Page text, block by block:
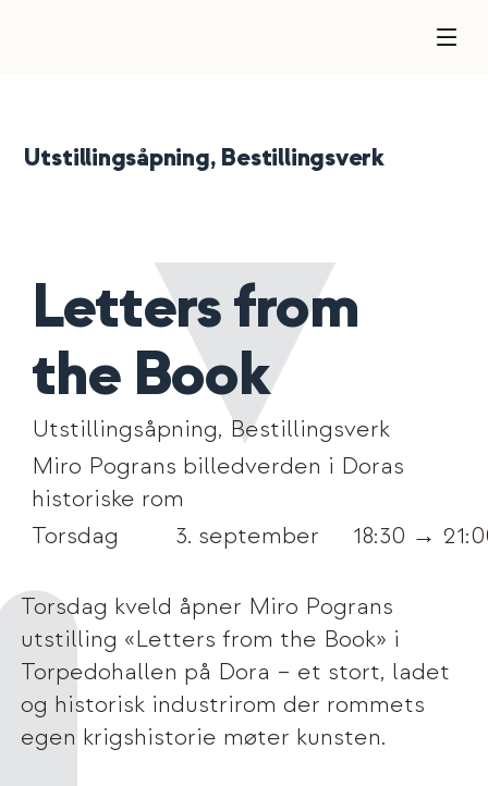
Utstillingsåpning, Bestillingsverk
Miro Pograns billedverden i Doras
historiske rom
Utstillingsåpning, Bestillingsverk
Torsdag 3. september 18:30 →
Letters from
the Book
Torsdag kveld åpner Miro Pograns
utstilling «Letters from the Book» i
Torpedohallen på Dora – et stort, ladet
og historisk industrirom der rommets
egen krigshistorie møter kunsten.